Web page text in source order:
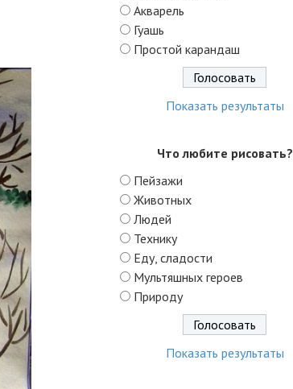
Акварель
Гуашь
Простой карандаш
Показать результаты
Что любите рисовать?
Пейзажи
Животных
Людей
Технику
Еду, сладости
Мультяшных героев
Природу
Показать результаты